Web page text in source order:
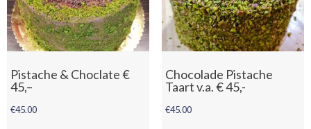
Pistache & Choclate €
45,–
€45.00
Chocolade Pistache
Taart v.a. € 45,-
€45.00